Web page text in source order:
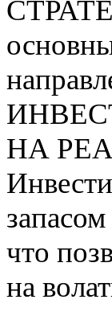
НА
что
на